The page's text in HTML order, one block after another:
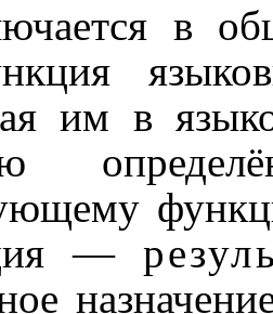
в
им в
—